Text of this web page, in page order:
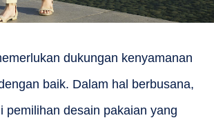
dukungan kenyamanan
baik. Dalam hal berbusana,
pemilihan desain pakaian yang